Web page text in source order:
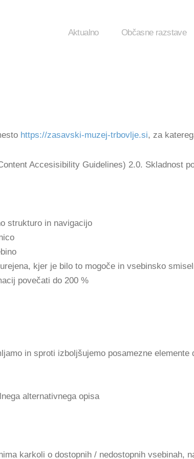
Aktualno Občasne razstave
https://zasavski-muzej-trbovlje.si, za
Accesisibility Guidelines) 2.0. Skladnost
strukturo in navigacijo
kjer je bilo to mogoče in vsebinsko
povečati do 200 %
in sproti izboljšujemo posamezne
alternativnega opisa
karkoli o dostopnih / nedostopnih vsebinah,